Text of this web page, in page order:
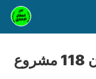
حياة كريمة والأورمان يسلمان 118 مشروع